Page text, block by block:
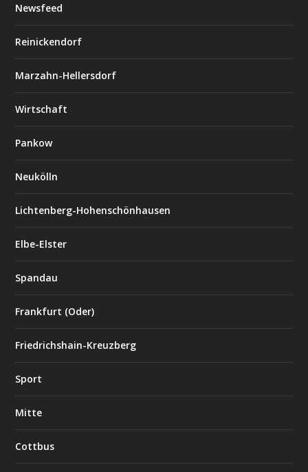
Newsfeed
Reinickendorf
Marzahn-Hellersdorf
Wirtschaft
Pankow
Neukölln
Lichtenberg-Hohenschönhausen
Elbe-Elster
Spandau
Frankfurt (Oder)
Friedrichshain-Kreuzberg
Sport
Mitte
Cottbus